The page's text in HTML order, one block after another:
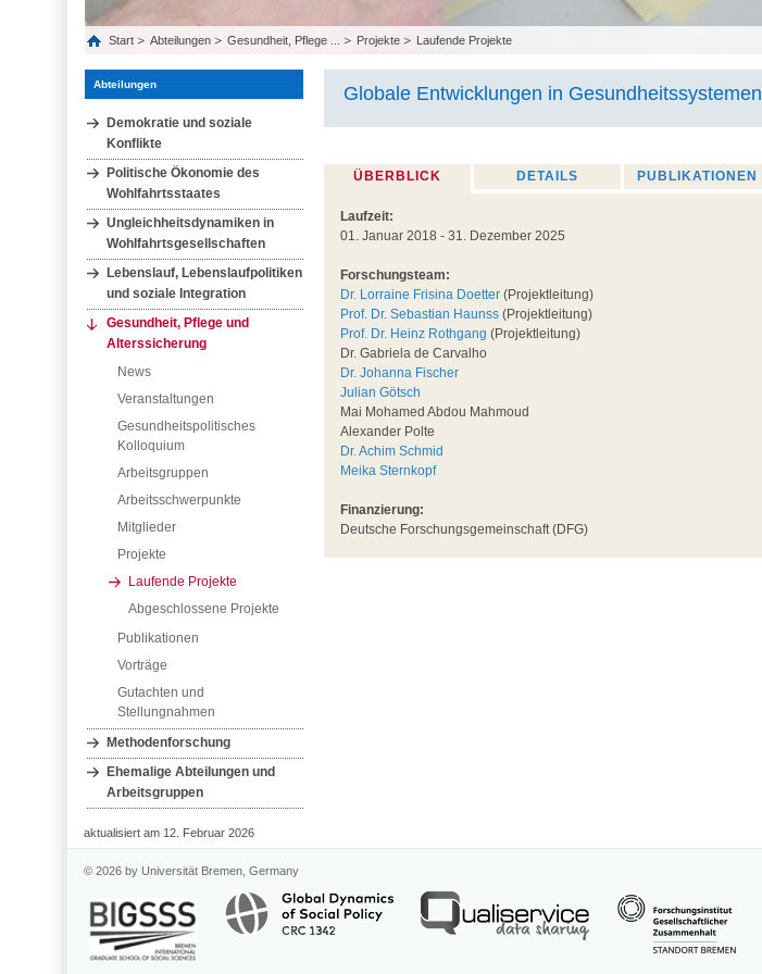
Start Abteilungen Gesundheit, Pflege ... Projekte Laufende Projekte
Abteilungen
Demokratie und soziale
Konflikte
Politische Ökonomie des
Wohlfahrtsstaates
Ungleichheitsdynamiken in
Wohlfahrtsgesellschaften
Lebenslauf, Lebenslaufpolitiken
und soziale Integration
Gesundheit, Pflege und
Alterssicherung
News
Veranstaltungen
Gesundheitspolitisches
Kolloquium
Arbeitsgruppen
Arbeitsschwerpunkte
Mitglieder
Projekte
Laufende Projekte
Abgeschlossene Projekte
Publikationen
Vorträge
Gutachten und
Stellungnahmen
Methodenforschung
Ehemalige Abteilungen und
Arbeitsgruppen
Globale Entwicklungen in Gesundheitssystemen
ÜBERBLICK
DETAILS PUBLIKATIONEN
Laufzeit:
01. Januar 2018 - 31. Dezember 2025
Forschungsteam:
Dr. Lorraine Frisina Doetter (Projektleitung)
Prof. Dr. Sebastian Haunss (Projektleitung)
Prof. Dr. Heinz Rothgang (Projektleitung)
Dr. Gabriela de Carvalho
Dr. Johanna Fischer
Julian Götsch
Mai Mohamed Abdou Mahmoud
Alexander Polte
Dr. Achim Schmid
Meika Sternkopf
Finanzierung:
Deutsche Forschungsgemeinschaft (DFG)
aktualisiert am 12. Februar 2026
© 2026 by Universität Bremen, Germany